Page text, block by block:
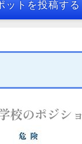
ットを投稿する